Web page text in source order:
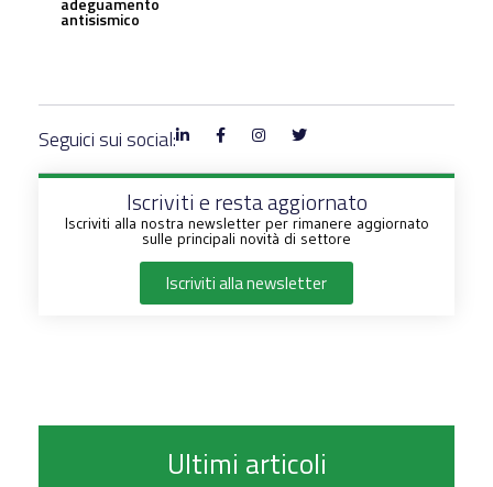
antisismico
Seguici sui social:
Iscriviti e resta aggiornato
Iscriviti alla nostra newsletter per rimanere aggiornato
sulle principali novità di settore
Iscriviti alla newsletter
Ultimi articoli